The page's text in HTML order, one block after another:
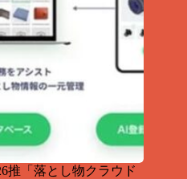
推「落とし物クラウド